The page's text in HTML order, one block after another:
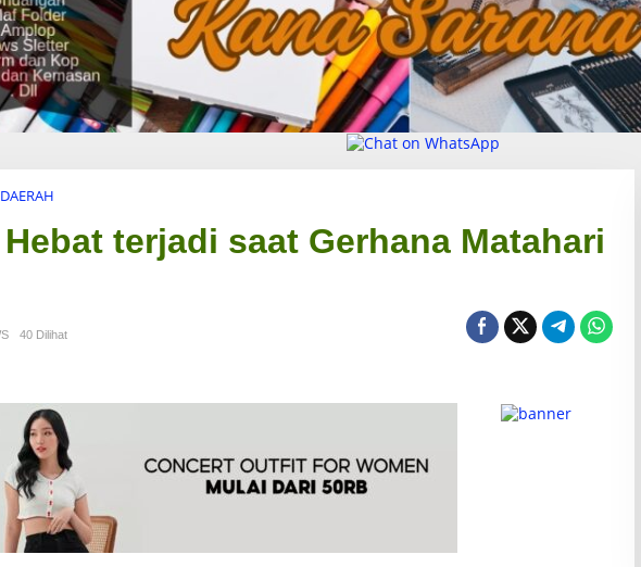
DAERAH
d
a
H
t
t
e
r
a
d
terjadi saat Gerhana Matahari
40 Dilihat